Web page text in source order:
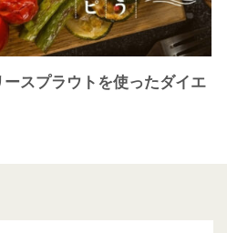
スプラウトを使ったダイエ